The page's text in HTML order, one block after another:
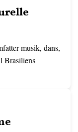
musik, dans,
Brasiliens